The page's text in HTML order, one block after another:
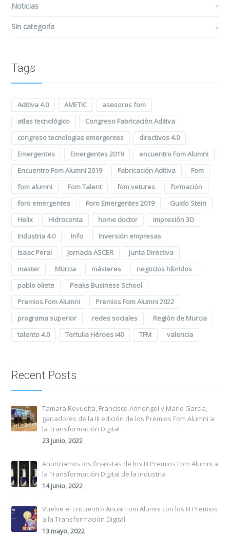
Noticias
Sin categoría
Tags
Aditiva 4.0 AMETIC
asesores fom
atlas tecnológico
Congreso Fabricación Aditiva
congreso tecnologias emergentes
directivos 4.0
Emergentes
Emergentes 2019
encuentro Fom Alumni
Encuentro Fom Alumni 2019
Fabricación Aditiva
Fom
fom alumni
Fom Talent fom vetures
formación
foro emergentes
Foro Emergentes 2019
Guido Stein
Helix
Hidroconta home doctor
Impresión 3D
Industria 4.0
Info
Inversión empresas
Isaac Peral
Jornada ASCER
Junta Directiva
master
Murcia másteres
negocios híbridos
pablo oliete
Peaks Business School
Premios Fom Alumni
Premios Fom Alumni 2022
programa superior
redes sociales
Región de Murcia
talento 4.0
Tertulia Héroes i40 TFM valencia
Recent Posts
Tamara Revuelta, Francisco Armengol y Mario García,
ganadores de la III edición de los Premios Fom Alumni a
la Transformación Digital
23 junio, 2022
Anunciamos los finalistas de los III Premios Fom Alumni a
la Transformación Digital de la Industria
14 junio, 2022
Vuelve el Encuentro Anual Fom Alumni con los III Premios
a la Transformación Digital
13 mayo, 2022